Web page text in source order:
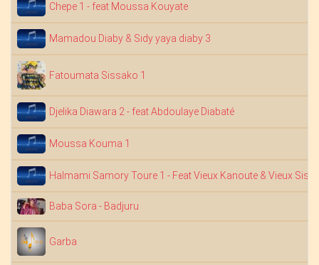
Chepe 1 - feat Moussa Kouyate
Mamadou Diaby & Sidy yaya diaby 3
Fatoumata Sissako 1
Djelika Diawara 2 - feat Abdoulaye Diabaté
Moussa Kouma 1
Halmami Samory Toure 1 - Feat Vieux Kanoute & Vieux
Baba Sora - Badjuru
Garba